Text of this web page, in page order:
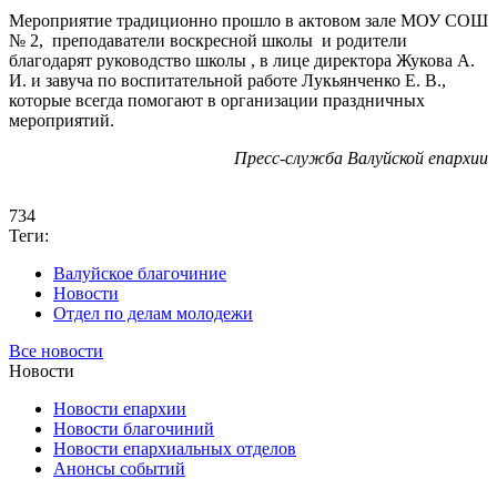
Мероприятие традиционно прошло в актовом зале МОУ СОШ
№ 2, преподаватели воскресной школы и родители
благодарят руководство школы , в лице директора Жукова А.
И. и завуча по воспитательной работе Лукьянченко Е. В.,
которые всегда помогают в организации праздничных
мероприятий.
Пресс-служба Валуйской епархии
734
Теги:
Валуйское благочиние
Новости
Отдел по делам молодежи
Все новости
Новости
Новости епархии
Новости благочиний
Новости епархиальных отделов
Анонсы событий